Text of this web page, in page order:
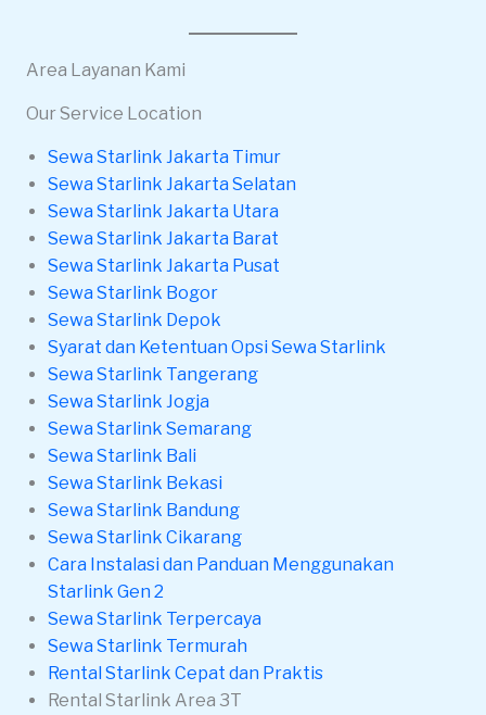
Area Layanan Kami
Our Service Location
Sewa Starlink Jakarta Timur
Sewa Starlink Jakarta Selatan
Sewa Starlink Jakarta Utara
Sewa Starlink Jakarta Barat
Sewa Starlink Jakarta Pusat
Sewa Starlink Bogor
Sewa Starlink Depok
Syarat dan Ketentuan Opsi Sewa Starlink
Sewa Starlink Tangerang
Sewa Starlink Jogja
Sewa Starlink Semarang
Sewa Starlink Bali
Sewa Starlink Bekasi
Sewa Starlink Bandung
Sewa Starlink Cikarang
Cara Instalasi dan Panduan Menggunakan
Starlink Gen 2
Sewa Starlink Terpercaya
Sewa Starlink Termurah
Rental Starlink Cepat dan Praktis
Rental Starlink Area 3T